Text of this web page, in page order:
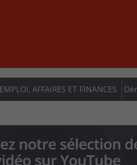
EMPLOI, AFFAIRES ET FINANCES